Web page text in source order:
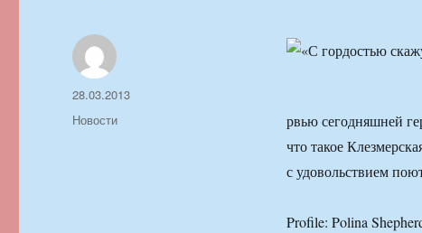
рвью сегодняшней
что такое
с удовольствием
Profile: Polina
Автор
Опубликовано
28.03.2013
Рубрики
Новости